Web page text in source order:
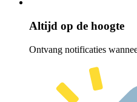
Altijd op de hoogte
Ontvang notificaties